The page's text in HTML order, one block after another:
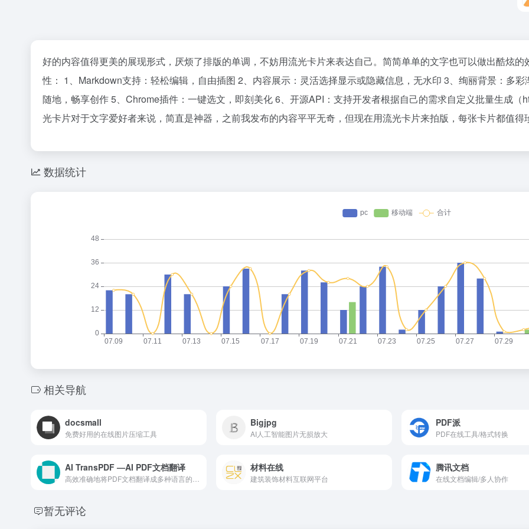
好的内容值得更美的展现形式，厌烦了排版的单调，不妨用流光卡片来表达自己。简简单单的文字也可以做出酷炫
性： 1、Markdown支持：轻松编辑，自由插图 2、内容展示：灵活选择显示或隐藏信息，无水印 3、绚丽背景：多
随地，畅享创作 5、Chrome插件：一键选文，即刻美化 6、开源API：支持开发者根据自己的需求自定义批量生成（
光卡片对于文字爱好者来说，简直是神器，之前我发布的内容平平无奇，但现在用流光卡片来拍版，每张卡片都值
数据统计
相关导航
docsmall
免费好用的在线图片压缩工具
Bigjpg
AI人工智能图片无损放大
PDF派
PDF在线工具/格式转换
AI TransPDF —AI PDF文档翻译 材料在线
建筑装饰材料互联网平台
腾讯文档
在线文档编辑/多人协作
暂无评论